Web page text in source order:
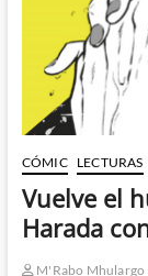
CÓMIC LECTURAS
Vuelve el
Harada
M'Rabo Mhulargo